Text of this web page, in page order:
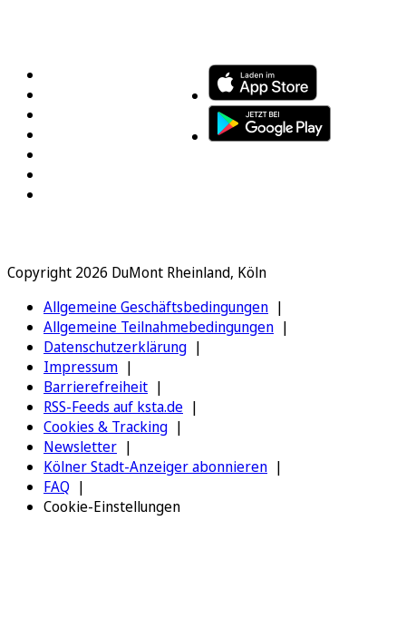
Copyright 2026 DuMont Rheinland, Köln
Allgemeine Geschäftsbedingungen
Allgemeine Teilnahmebedingungen
Datenschutzerklärung
Impressum
Barrierefreiheit
RSS-Feeds auf ksta.de
Cookies & Tracking
Newsletter
Kölner Stadt-Anzeiger abonnieren
FAQ
Cookie-Einstellungen